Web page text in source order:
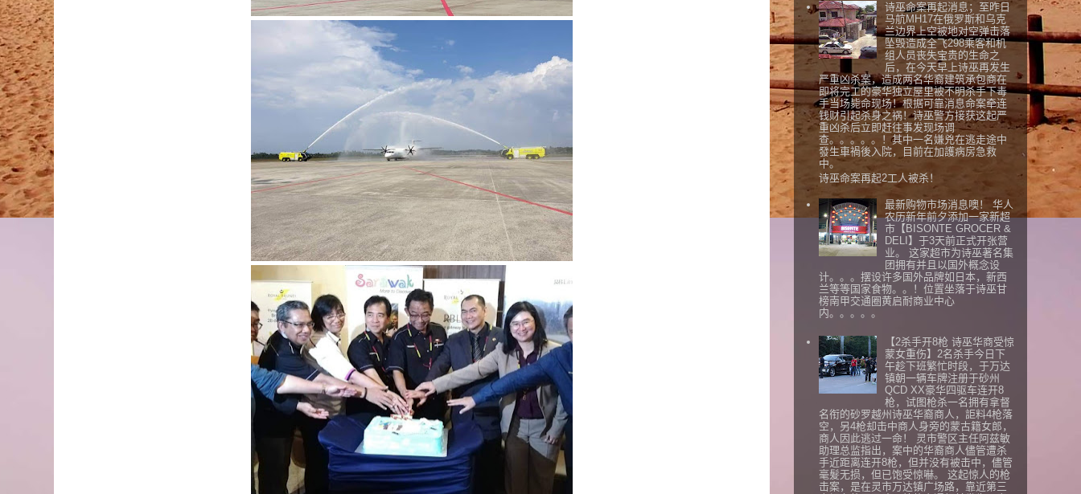
诗巫命案再起消息；至昨日
马航MH17在俄罗斯和乌克
兰边界上空被地对空弹击落
坠毁造成全飞298乘客和机
组人员丧失宝贵的生命之
后，在今天早上诗巫再发生
严重凶杀案，造成两名华裔建筑承包商在
即将完工的豪华独立屋里被不明杀手下毒
手当场毙命现场！根据可靠消息命案牵连
钱财引起杀身之祸！诗巫警方接获这起严
重凶杀后立即赶往事发现场调
查。。。。。！其中一名嫌兇在逃走途中
發生車禍後入院，目前在加護病房急救
中。
诗巫命案再起2工人被杀！
最新购物市场消息噢！ 华人
农历新年前夕添加一家新超
市【BISONTE GROCER &
DELI】于3天前正式开张营
业。 这家超市为诗巫著名集
团拥有并且以国外概念设
计。。。摆设许多国外品牌如日本，新西
兰等等国家食物。。！位置坐落于诗巫甘
榜南甲交通圈黄启耐商业中心
内。。。。。
【2杀手开8枪 诗巫华商受惊
蒙女重伤】2名杀手今日下
午趁下班繁忙时段，于万达
镇朝一辆车牌注册于砂州
QCD XX豪华四驱车连开8
枪，试图枪杀一名拥有拿督
名衔的砂罗越州诗巫华裔商人，詎料4枪落
空，另4枪却击中商人身旁的蒙古籍女郎，
商人因此逃过一命！ 灵市警区主任阿兹敏
助理总监指出，案中的华裔商人儘管遭杀
手近距离连开8枪，但并没有被击中，儘管
毫髮无损，但已饱受惊嚇。 这起惊人的枪
击案，是在灵市万达镇广场路，靠近第三